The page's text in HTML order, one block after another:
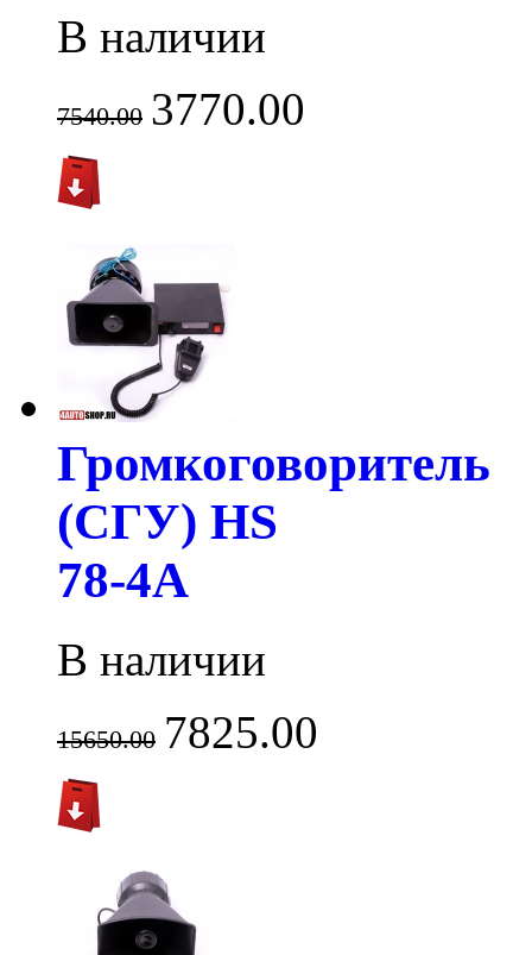
В наличии
7540.00 3770.00
Громкоговоритель
(СГУ) HS
78-4A
В наличии
15650.00 7825.00